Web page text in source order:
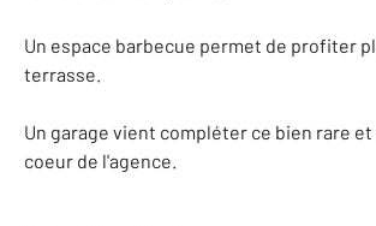
Un espace barbecue permet de profiter
terrasse.
Un garage vient compléter ce bien rare
coeur de l'agence.